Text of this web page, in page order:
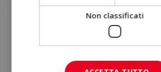
Comprendere le
comportamento
centri di
Non classificati